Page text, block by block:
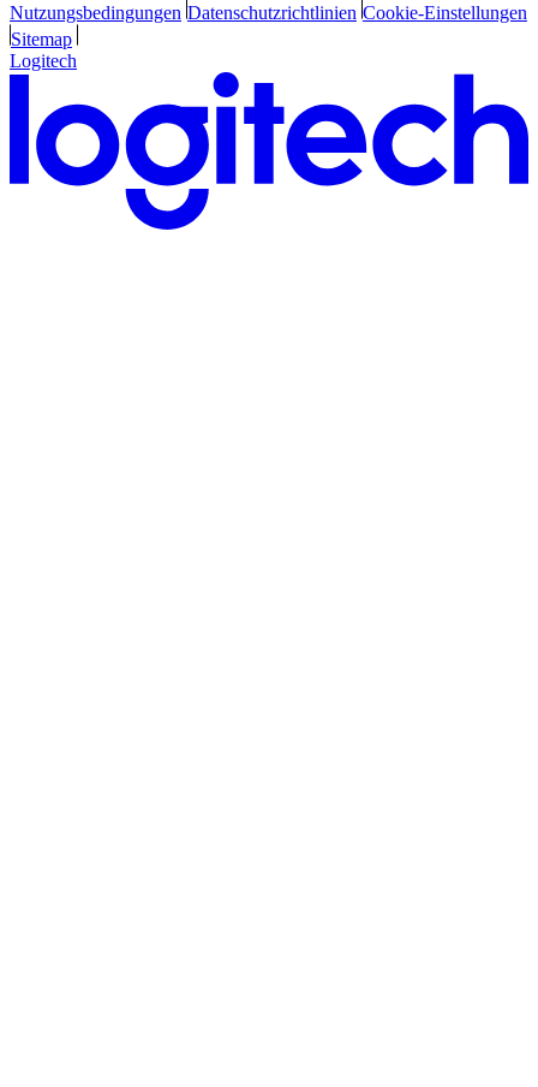
Nutzungsbedingungen Datenschutzrichtlinien Cookie-Einstellungen
Sitemap
Logitech